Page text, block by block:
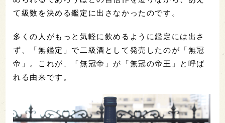
て級数を決める鑑定に出さなかったのです。
多くの人がもっと気軽に飲めるように鑑定には出さ
ず、「無鑑定」で二級酒として発売したのが「無冠
帝」。これが、「無冠帝」が「無冠の帝王」と呼ば
れる由来です。